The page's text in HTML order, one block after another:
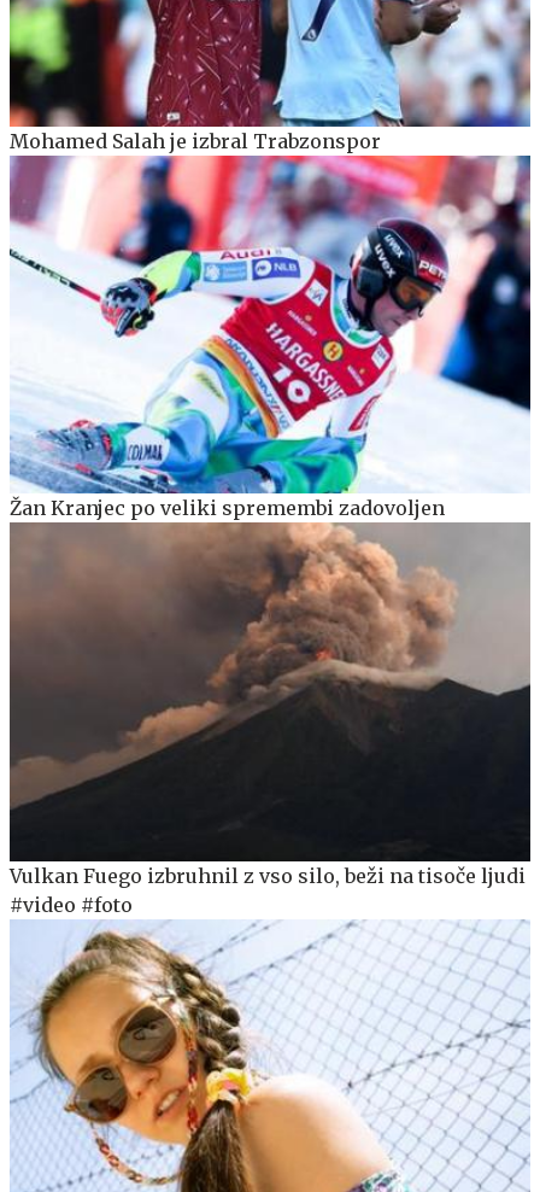
Mohamed Salah je izbral Trabzonspor
Žan Kranjec po veliki spremembi zadovoljen
Vulkan Fuego izbruhnil z vso silo, beži na tisoče ljudi
#video #foto